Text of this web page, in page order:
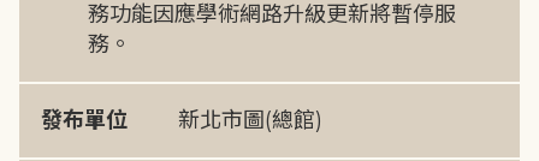
務功能因應學術網路升級更新將暫停服
務。
發布單位 新北市圖(總館)